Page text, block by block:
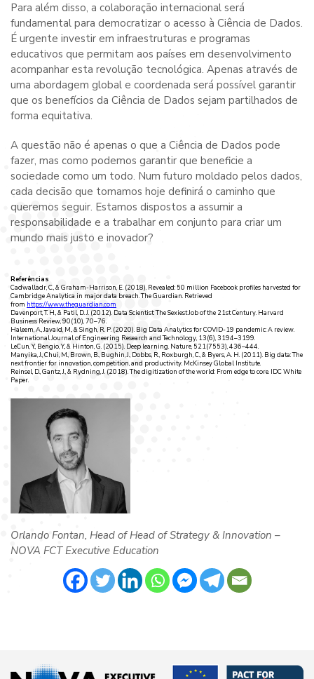
Para além disso, a colaboração internacional será
fundamental para democratizar o acesso à Ciência de Dados.
É urgente investir em infraestruturas e programas
educativos que permitam aos países em desenvolvimento
acompanhar esta revolução tecnológica. Apenas através de
uma abordagem global e coordenada será possível garantir
que os benefícios da Ciência de Dados sejam partilhados de
forma equitativa.
A questão não é apenas o que a Ciência de Dados pode
fazer, mas como podemos garantir que beneficie a
sociedade como um todo. Num futuro moldado pelos dados,
cada decisão que tomamos hoje definirá o caminho que
queremos seguir. Estamos dispostos a assumir a
responsabilidade e a trabalhar em conjunto para criar um
mundo mais justo e inovador?
Referências
Cadwalladr, C., & Graham-Harrison, E. (2018). Revealed: 50 million Facebook profiles harvested for
Cambridge Analytica in major data breach. The Guardian. Retrieved
from https://www.theguardian.com
Davenport, T. H., & Patil, D. J. (2012). Data Scientist: The Sexiest Job of the 21st Century. Harvard
Business Review, 90(10), 70–76.
Haleem, A., Javaid, M., & Singh, R. P. (2020). Big Data Analytics for COVID-19 pandemic: A review.
International Journal of Engineering Research and Technology, 13(6), 3194–3199.
LeCun, Y., Bengio, Y., & Hinton, G. (2015). Deep learning. Nature, 521(7553), 436–444.
Manyika, J., Chui, M., Brown, B., Bughin, J., Dobbs, R., Roxburgh, C., & Byers, A. H. (2011). Big data: The
next frontier for innovation, competition, and productivity. McKinsey Global Institute.
Reinsel, D., Gantz, J., & Rydning, J. (2018). The digitization of the world: From edge to core. IDC White
Paper.
Orlando Fontan, Head of Head of Strategy & Innovation –
NOVA FCT Executive Education